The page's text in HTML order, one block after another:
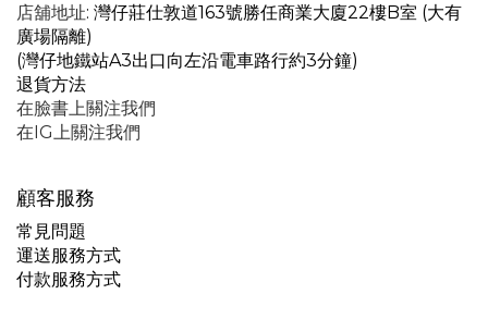
店舖地址: 灣仔莊仕敦道163號勝任商業大廈22樓B室 (大有
廣場隔離)
(灣仔地鐵站A3出口向左沿電車路行約3分鐘)
退貨方法
在臉書上關注我們
在IG上關注我們
顧客服務
常見問題
運送服務方式
付款服務方式